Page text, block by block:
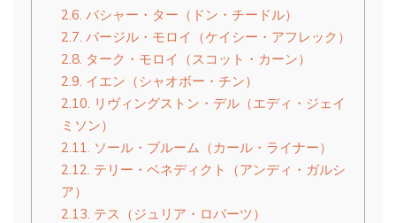
2.6. バシャー・ター（ドン・チードル）
2.7. バージル・モロイ（ケイシー・アフレック）
2.8. ターク・モロイ（スコット・カーン）
2.9. イエン（シャオボー・チン）
2.10. リヴィングストン・デル（エディ・ジェイ
ミソン）
2.11.
ソール・ブルーム（カール・ライナー）
2.12. テリー・ベネディクト（アンディ・ガルシ
ア）
2.13. テス（ジュリア・ロバーツ）